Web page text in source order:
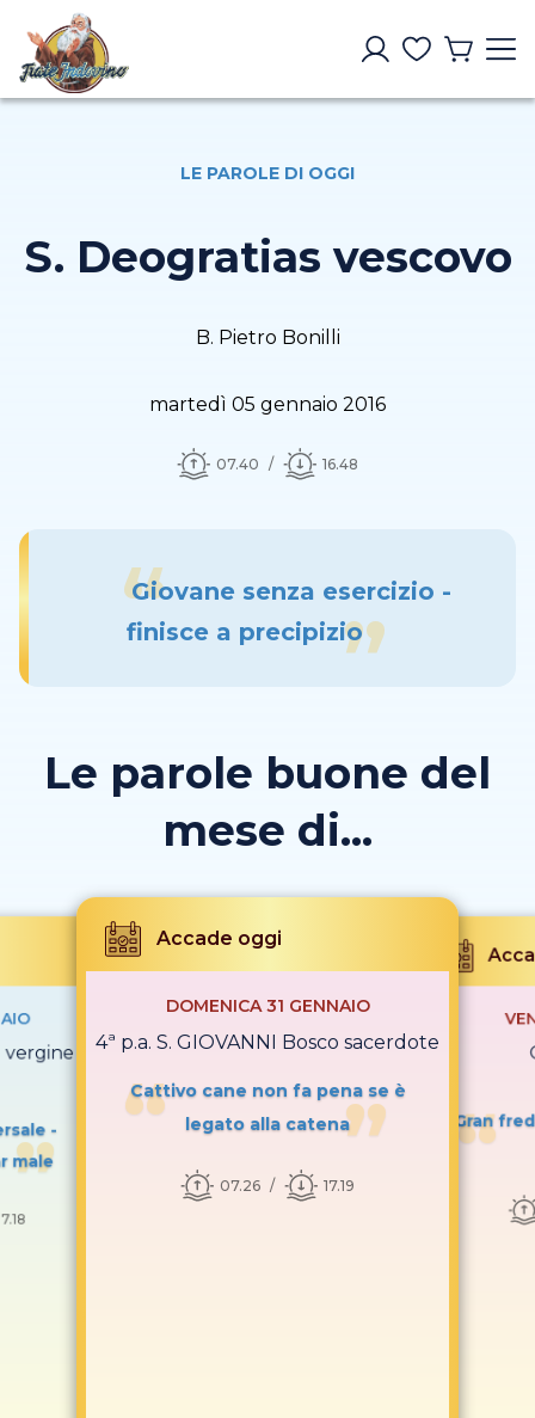
LE PAROLE DI OGGI
S. Deogratias vescovo
B. Pietro Bonilli
martedì 05 gennaio 2016
07.40 16.48
Giovane senza esercizio -
finisce a precipizio
Le parole buone del
mese di...
vergine
-
male
Accade oggi
DOMENICA 31 GENNAIO
4ª p.a. S. GIOVANNI Bosco sacerdote
Cattivo cane non fa pena se è
legato alla catena
07.26 17.19
Gran